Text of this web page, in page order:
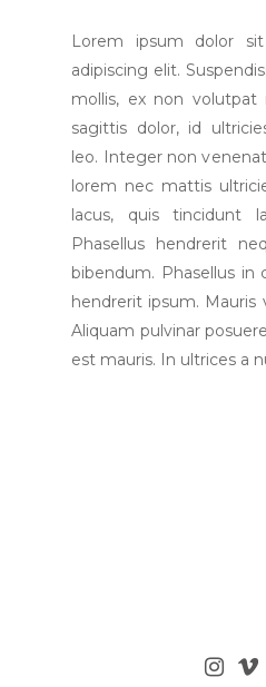
Lorem ipsum dolor
adipiscing elit.
mollis, ex non volutpat
sagittis dolor, id
leo. Integer non
lorem nec mattis
lacus, quis tincidunt
Phasellus hendrerit
bibendum. Phasellus in
hendrerit ipsum. Mauris
Aliquam pulvinar
est mauris. In ultrices a